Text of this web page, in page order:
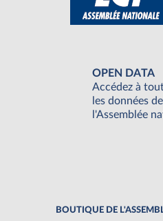
OPEN DATA
Accédez à
les données de
l'Assemblée
BOUTIQUE DE